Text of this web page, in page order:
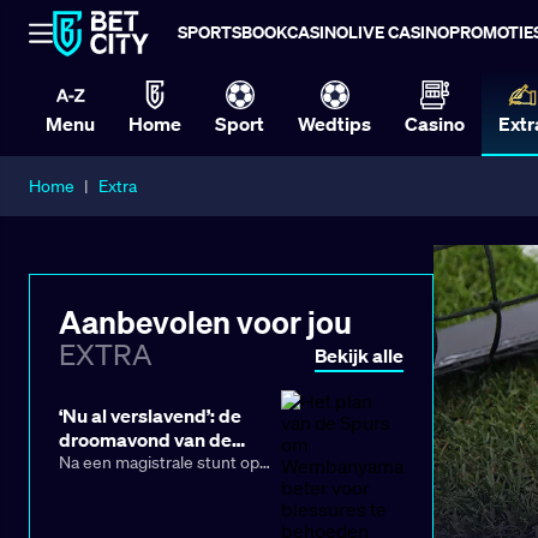
SPORTSBOOKCASINOLIVE CASINO
Menu Home Sport Wedtips Casino
Home | Extra
Aanbevolen voor jou
EXTRA Bekijk alle
‘Nu al verslavend’: de
droomavond van de
Spurs en Wembanyama
Na een magistrale stunt op